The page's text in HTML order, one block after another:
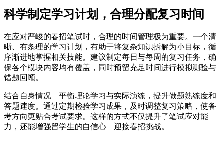
科学制定学习计划，合理分配复习时间
在应对严峻的春招笔试时，合理的时间管理极为重要。一个清
晰、有条理的学习计划，有助于将复杂知识拆解为小目标，循
序渐进地掌握相关技能。建议制定每日与每周的复习任务，确
保各个模块内容均有覆盖，同时预留充足时间进行模拟测验与
错题回顾。
结合自身情况，平衡理论学习与实际演练，提升做题熟练度和
答题速度。通过定期检验学习成果，及时调整复习策略，使备
考方向更贴合考试要求。这样的方式不仅提升了笔试应对能
力，还能增强留学生的自信心，迎接春招挑战。